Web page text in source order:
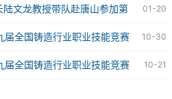
01-20
文龙教授带队赴唐山参加第
赛并获奖 10-30
届全国铸造行业职业技能竞赛
10-21
届全国铸造行业职业技能竞赛